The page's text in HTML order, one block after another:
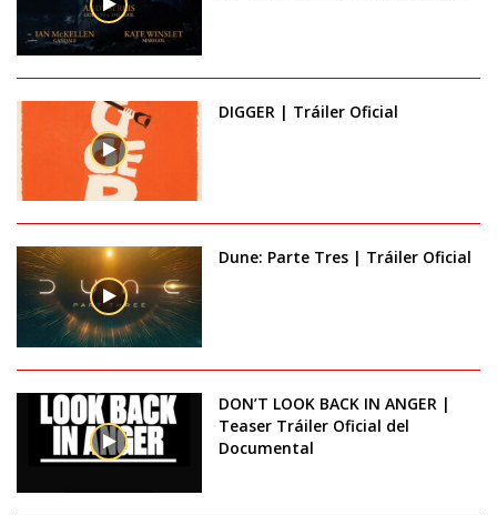
DIGGER | Tráiler Oficial
Dune: Parte Tres | Tráiler Oficial
DON’T LOOK BACK IN ANGER |
Teaser Tráiler Oficial del
Documental